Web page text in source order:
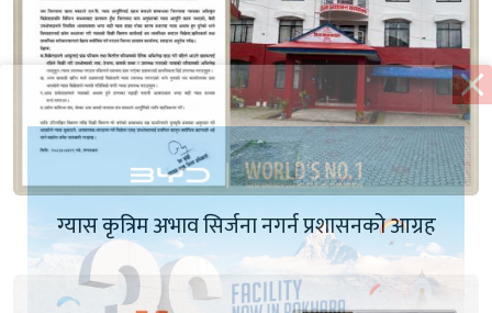
ग्यास कृत्रिम अभाव सिर्जना नगर्न प्रशासनको आग्रह